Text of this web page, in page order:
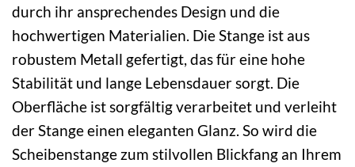
durch ihr ansprechendes Design und die
hochwertigen Materialien. Die Stange ist aus
robustem Metall gefertigt, das für eine hohe
Stabilität und lange Lebensdauer sorgt. Die
Oberfläche ist sorgfältig verarbeitet und verleiht
der Stange einen eleganten Glanz. So wird die
Scheibenstange zum stilvollen Blickfang an Ihrem